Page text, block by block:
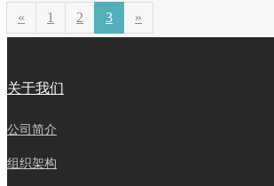
« 1 2 3 »
关于我们
公司简介
组织架构